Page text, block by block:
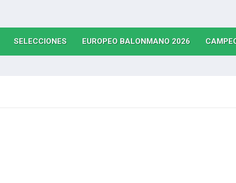
SELECCIONES(CURRENT)
EUROPEO BALONMANO 2026(CURRENT)